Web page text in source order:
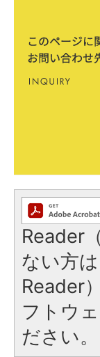
Reader
ない方
Reader
フトウ
ださい。